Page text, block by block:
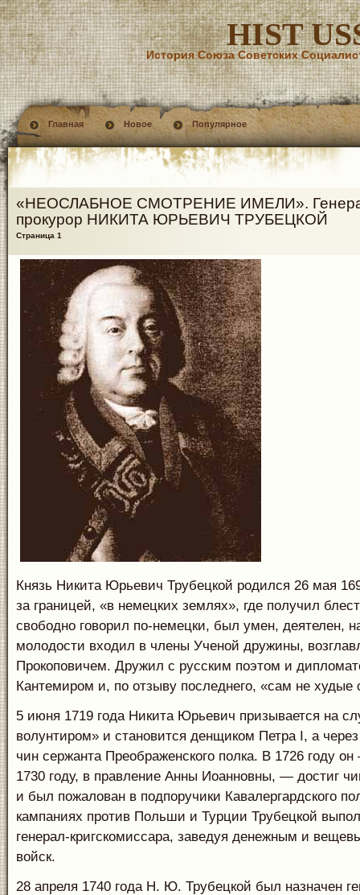
HIST
История Союза Советских
Главная Новое Популярное
«НЕОСЛАБНОЕ СМОТРЕНИЕ ИМЕЛИ».
прокурор НИКИТА ЮРЬЕВИЧ ТРУБЕЦКОЙ
Страница 1
Князь Никита Юрьевич Трубецкой родился 26 мая
за границей, «в немецких землях», где получил
свободно говорил по-немецки, был умен, деятелен,
молодости входил в члены Ученой дружины,
Прокоповичем. Дружил с русским поэтом и
Кантемиром и, по отзыву последнего, «сам не худые
5 июня 1719 года Никита Юрьевич призывается на
волунтиром» и становится денщиком Петра I, а через
чин сержанта Преображенского полка. В 1726 году
1730 году, в правление Анны Иоанновны, — достиг
и был пожалован в подпоручики Кавалергардского
кампаниях против Польши и Турции Трубецкой
генерал-кригскомиссара, заведуя денежным и
войск.
28 апреля 1740 года Н. Ю. Трубецкой был назначен